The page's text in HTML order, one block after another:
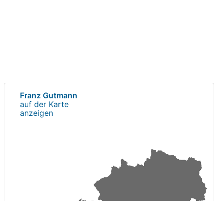
Franz Gutmann
auf der Karte
anzeigen